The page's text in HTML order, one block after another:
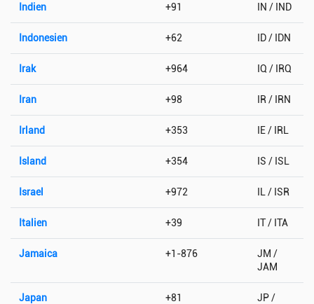
Indien +91 IN / IND
Indonesien +62 ID / IDN
Irak +964 IQ / IRQ
Iran +98 IR / IRN
Irland +353 IE / IRL
Island +354 IS / ISL
Israel +972 IL / ISR
Italien +39 IT / ITA
Jamaica +1-876
JM /
JAM
Japan +81
JP /